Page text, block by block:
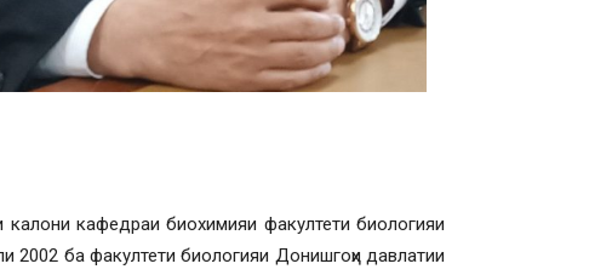
калони кафедраи биохимияи факултети биологияи
ба факултети биологияи Донишгоҳи давлатии